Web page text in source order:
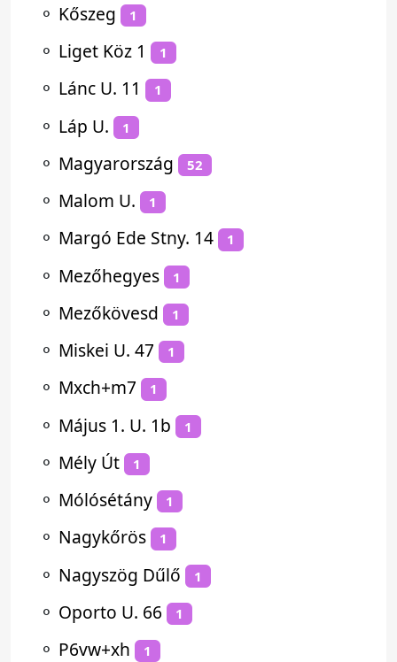
⚬ Kőszeg 1
⚬ Liget Köz 1 1
⚬ Lánc U. 11 1
⚬ Láp U. 1
⚬ Magyarország 52
⚬ Malom U. 1
⚬ Margó Ede Stny. 14 1
⚬ Mezőhegyes 1
⚬ Mezőkövesd 1
⚬ Miskei U. 47 1
⚬ Mxch+m7 1
⚬ Május 1. U. 1b 1
⚬ Mély Út 1
⚬ Mólósétány 1
⚬ Nagykőrös 1
⚬ Nagyszög Dűlő 1
⚬ Oporto U. 66 1
⚬ P6vw+xh 1